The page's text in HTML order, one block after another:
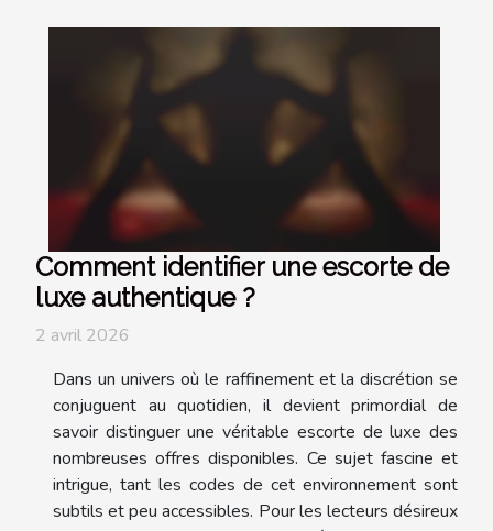
Comment identifier une escorte de
luxe authentique ?
2 avril 2026
Dans un univers où le raffinement et la discrétion se
conjuguent au quotidien, il devient primordial de
savoir distinguer une véritable escorte de luxe des
nombreuses offres disponibles. Ce sujet fascine et
intrigue, tant les codes de cet environnement sont
subtils et peu accessibles. Pour les lecteurs désireux